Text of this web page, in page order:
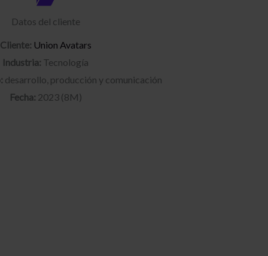
Datos del cliente
Cliente: Union Avatars
Industria: Tecnología
desarrollo, producción y comunicación
Fecha: 2023 (8M)